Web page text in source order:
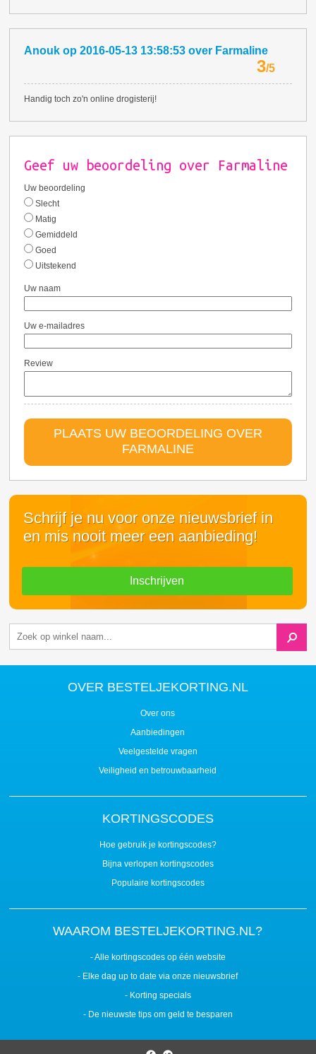
Anouk op2016-05-13 13:58:53 over Farmaline
3/5
Handig toch zo'n online drogisterij!
Geef uw beoordeling over Farmaline
Uw beoordeling
Slecht
Matig
Gemiddeld
Goed
Uitstekend
Uw naam
Uw e-mailadres
Review
PLAATS UW BEOORDELING OVER
FARMALINE
Schrijf je nu voor onze nieuwsbrief in
en mis nooit meer een aanbieding!
Inschrijven
OVER BESTELJEKORTING.NL
Over ons
Aanbiedingen
Veelgestelde vragen
Veiligheid en betrouwbaarheid
KORTINGSCODES
Hoe gebruik je kortingscodes?
Bijna verlopen kortingscodes
Populaire kortingscodes
WAAROM BESTELJEKORTING.NL?
- Alle kortingscodes op één website
- Elke dag up to date via onze nieuwsbrief
- Korting specials
- De nieuwste tips om geld te besparen